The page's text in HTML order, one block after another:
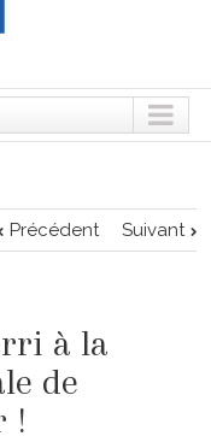
Précédent Suivant
à la
de
!